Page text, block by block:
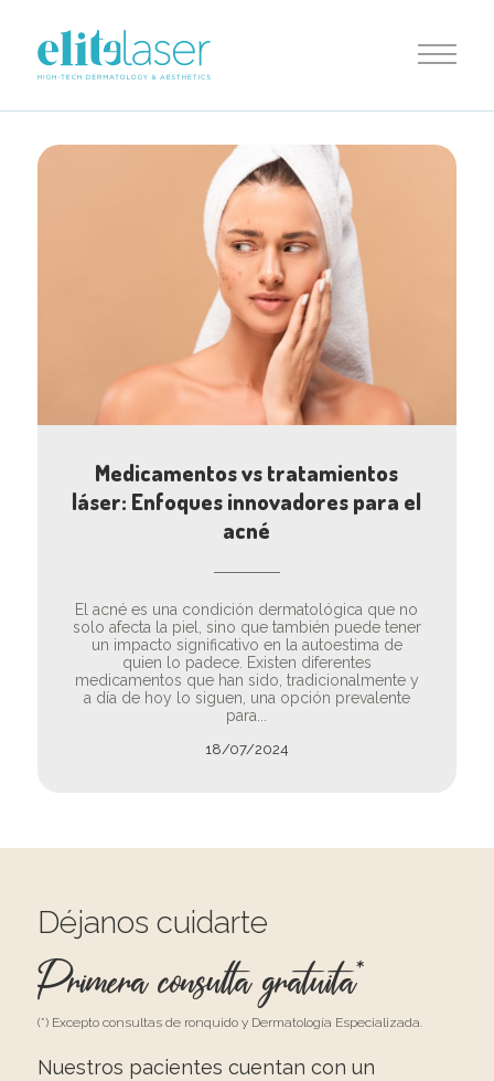
Medicamentos vs tratamientos
láser: Enfoques innovadores para el
acné
El acné es una condición dermatológica que no
solo afecta la piel, sino que también puede tener
un impacto significativo en la autoestima de
quien lo padece. Existen diferentes
medicamentos que han sido, tradicionalmente y
a día de hoy lo siguen, una opción prevalente
para...
18/07/2024
Déjanos cuidarte
Primera consulta gratuita*
(*) Excepto consultas de ronquido y Dermatología Especializada.
Nuestros pacientes cuentan con un